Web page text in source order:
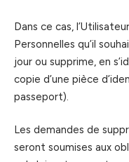
Dans ce cas,
Personnelles qu’il
jour ou supprime, en
copie d’une pièce
passeport).
Les demandes de
seront soumises aux